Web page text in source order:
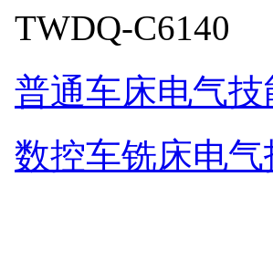
TWDQ-C6140
普通车床电气
数控车铣床电